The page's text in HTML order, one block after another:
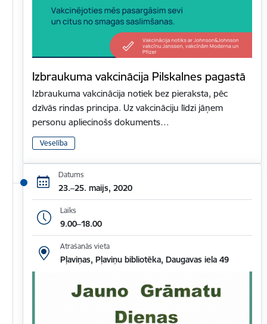
Izbraukuma vakcinācija Pilskalnes pagastā
Izbraukuma vakcinācija notiek bez pieraksta, pēc
dzīvās rindas principa. Uz vakcināciju līdzi jāņem
personu apliecinošs dokuments…
Veselība
Datums
23.–25. maijs, 2020
Laiks
9.00–18.00
Atrašanās vieta
Pļaviņas, Pļaviņu bibliotēka, Daugavas iela 49